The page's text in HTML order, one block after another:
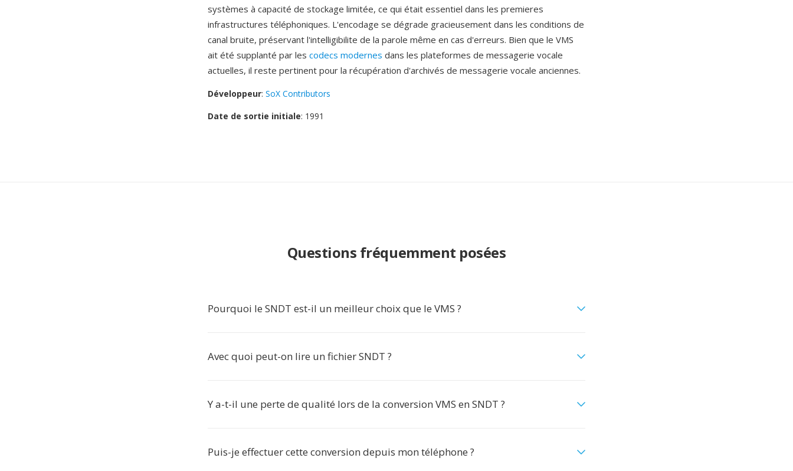
systèmes à capacité de stockage limitée, ce qui était essentiel dans les premieres
infrastructures téléphoniques. L'encodage se dégrade gracieusement dans les conditions de
canal bruite, préservant l'intelligibilite de la parole même en cas d'erreurs. Bien que le VMS
ait été supplanté par les codecs modernes dans les plateformes de messagerie vocale
actuelles, il reste pertinent pour la récupération d'archivés de messagerie vocale anciennes.
Développeur: SoX Contributors
Date de sortie initiale: 1991
Questions fréquemment posées
Pourquoi le SNDT est-il un meilleur choix que le VMS ?
Avec quoi peut-on lire un fichier SNDT ?
Y a-t-il une perte de qualité lors de la conversion VMS en SNDT ?
Puis-je effectuer cette conversion depuis mon téléphone ?